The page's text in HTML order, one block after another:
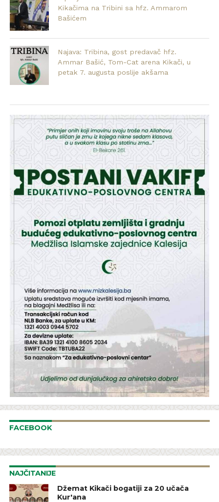
Kikačima na Tribini sa hfz. Ammarom
Bašićem
Najava: Tribina, gost predavač hfz.
Ammar Bašić, Tom-Cat arena Kikači, u
petak 7. augusta poslije akšama
FACEBOOK
NAJČITANIJE
Džemat Kikači bogatiji za 20 učača
Kur'ana